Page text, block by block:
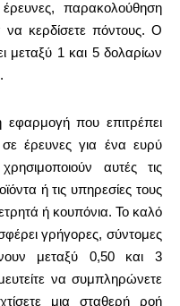
παρακολούθηση
να κερδίσετε πόντους. Ο
μεταξύ 1 και 5 δολαρίων
εφαρμογή που επιτρέπει
έρευνες για ένα ευρύ
αυτές τις
ή τις υπηρεσίες τους
ή κουπόνια. Το καλό
γρήγορες, σύντομες
μεταξύ 0,50 και 3
να συμπληρώνετε
μια σταθερή ροή